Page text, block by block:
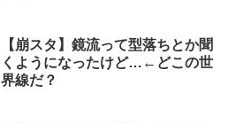
【崩スタ】鏡流って型落ちとか聞
くようになったけど…←どこの世
界線だ？